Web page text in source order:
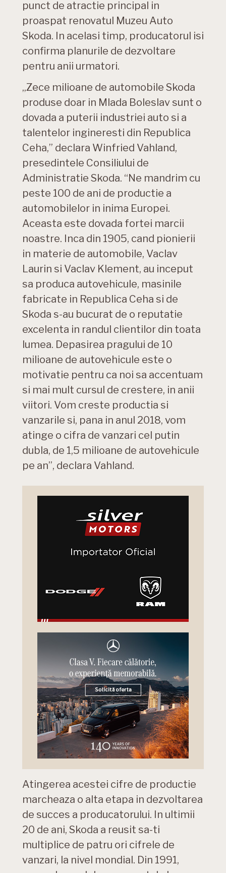
punct de atractie principal in
proaspat renovatul Muzeu Auto
Skoda. In acelasi timp, producatorul isi
confirma planurile de dezvoltare
pentru anii urmatori.
„Zece milioane de automobile Skoda
produse doar in Mlada Boleslav sunt o
dovada a puterii industriei auto si a
talentelor ingineresti din Republica
Ceha,” declara Winfried Vahland,
presedintele Consiliului de
Administratie Skoda. “Ne mandrim cu
peste 100 de ani de productie a
automobilelor in inima Europei.
Aceasta este dovada fortei marcii
noastre. Inca din 1905, cand pionierii
in materie de automobile, Vaclav
Laurin si Vaclav Klement, au inceput
sa produca autovehicule, masinile
fabricate in Republica Ceha si de
Skoda s-au bucurat de o reputatie
excelenta in randul clientilor din toata
lumea. Depasirea pragului de 10
milioane de autovehicule este o
motivatie pentru ca noi sa accentuam
si mai mult cursul de crestere, in anii
viitori. Vom creste productia si
vanzarile si, pana in anul 2018, vom
atinge o cifra de vanzari cel putin
dubla, de 1,5 milioane de autovehicule
pe an”, declara Vahland.
Atingerea acestei cifre de productie
marcheaza o alta etapa in dezvoltarea
de succes a producatorului. In ultimii
20 de ani, Skoda a reusit sa-ti
multiplice de patru ori cifrele de
vanzari, la nivel mondial. Din 1991,